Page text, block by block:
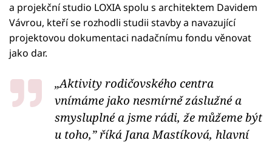
a projekční studio LOXIA spolu s architektem Davidem
Vávrou, kteří se rozhodli studii stavby a navazující
projektovou dokumentaci nadačnímu fondu věnovat
jako dar.
„Aktivity rodičovského centra
vnímáme jako nesmírně záslužné a
smysluplné a jsme rádi, že můžeme být
u toho,” říká Jana Mastíková, hlavní